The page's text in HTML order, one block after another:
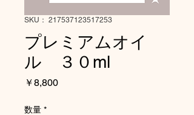
SKU： 217537123517253
プレミアムオイ
ル ３０ml
￥8,800価
数量 *